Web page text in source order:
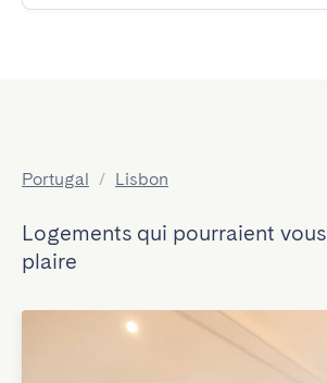
Portugal / Lisbon
Logements qui pourraient vous
plaire